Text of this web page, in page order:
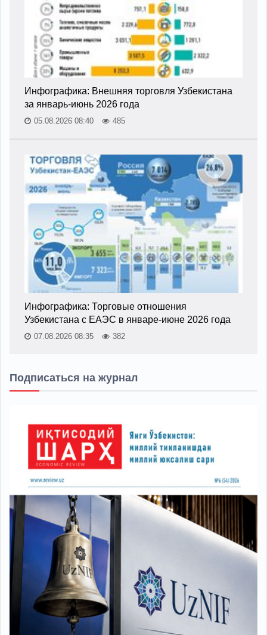
Инфографика: Внешняя торговля Узбекистана
за январь-июнь 2026 года
05.08.2026 08:40 485
Инфографика: Торговые отношения
Узбекистана с ЕАЭС в январе-июне 2026 года
07.08.2026 08:35 382
Подписаться на журнал